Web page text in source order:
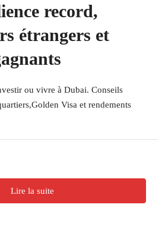
record,
étrangers et
ou vivre à Dubai. Conseils
Visa et rendements
Lire la suite